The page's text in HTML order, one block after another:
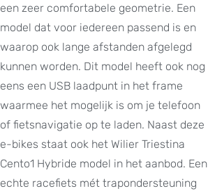
een zeer comfortabele geometrie. Een
model dat voor iedereen passend is en
waarop ook lange afstanden afgelegd
kunnen worden. Dit model heeft ook nog
eens een USB laadpunt in het frame
waarmee het mogelijk is om je telefoon
of fietsnavigatie op te laden. Naast deze
e-bikes staat ook het Wilier Triestina
Cento1 Hybride model in het aanbod. Een
echte racefiets mét trapondersteuning